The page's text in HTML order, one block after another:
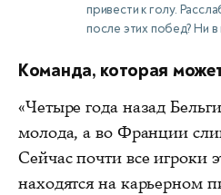
привести к голу.
после этих побед? Ни в
Команда, которая
«Четыре года назад
молода, а во Франции
Сейчас почти все игроки
находятся на карьерном